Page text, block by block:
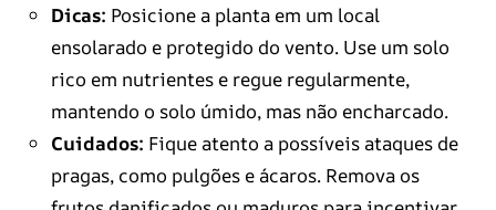
Dicas: Posicione a planta em um local
ensolarado e protegido do vento. Use um solo
rico em nutrientes e regue regularmente,
mantendo o solo úmido, mas não encharcado.
Cuidados: Fique atento a possíveis ataques de
pragas, como pulgões e ácaros. Remova os